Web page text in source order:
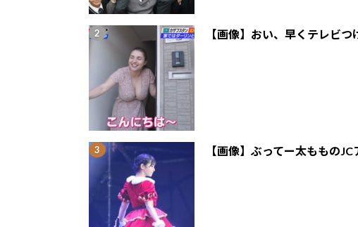
【画像】おい、早くテレビ
【画像】ぶってー太ももの